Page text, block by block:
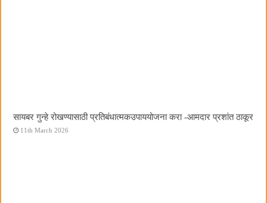
सायबर गुन्हे रोखण्यासाठी प्रतिबंधात्मकउपाययोजना करा -आमदार प्रशांत ठाकूर
11th March 2026